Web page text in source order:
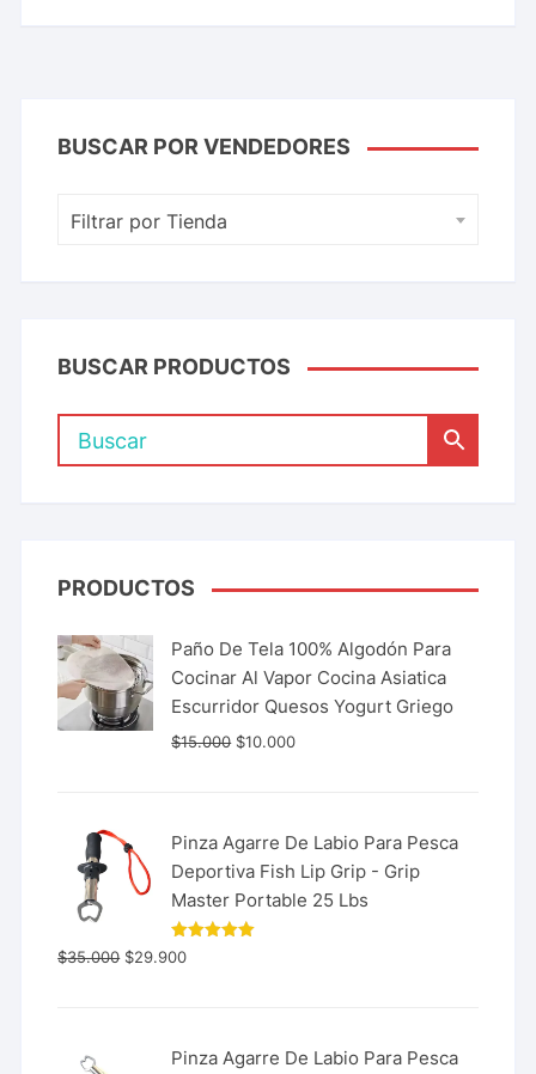
BUSCAR POR VENDEDORES
Filtrar por Tienda
BUSCAR PRODUCTOS
PRODUCTOS
Paño De Tela 100% Algodón Para
Cocinar Al Vapor Cocina Asiatica
Escurridor Quesos Yogurt Griego
$15.000 $10.000
Pinza Agarre De Labio Para Pesca
Deportiva Fish Lip Grip - Grip
Master Portable 25 Lbs
Valorado
con
$35.000 $29.900
Pinza Agarre De Labio Para Pesca